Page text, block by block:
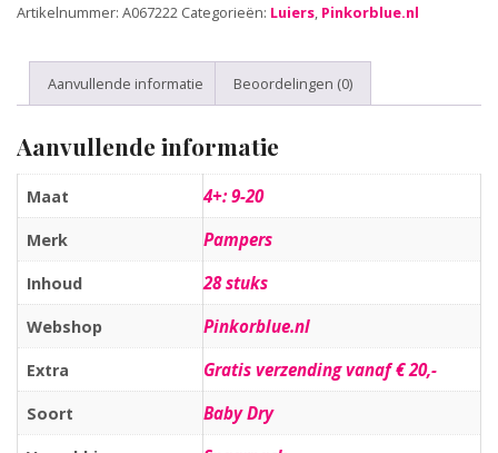
Artikelnummer: A067222 Categorieën: Luiers, Pinkorblue.nl
Aanvullende informatie Beoordelingen (0)
Aanvullende informatie
Maat 4+: 9-20
Merk Pampers
Inhoud 28 stuks
Webshop Pinkorblue.nl
Extra Gratis verzending vanaf € 20,-
Soort Baby Dry